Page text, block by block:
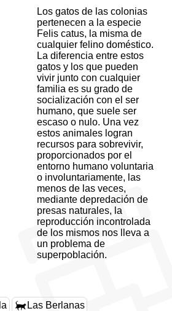
Los gatos de las colonias
pertenecen a la especie
Felis catus, la misma de
cualquier felino doméstico.
La diferencia entre estos
gatos y los que pueden
vivir junto con cualquier
familia es su grado de
socialización con el ser
humano, que suele ser
escaso o nulo. Una vez
estos animales logran
recursos para sobrevivir,
proporcionados por el
entorno humano voluntaria
o involuntariamente, las
menos de las veces,
mediante depredación de
presas naturales, la
reproducción incontrolada
de los mismos nos lleva a
un problema de
superpoblación.
Las Berlanas